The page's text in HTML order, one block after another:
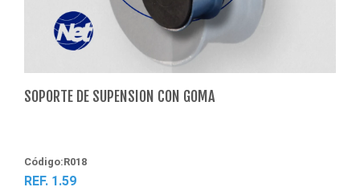
SOPORTE DE SUPENSION CON GOMA
Código:R018
REF. 1.59